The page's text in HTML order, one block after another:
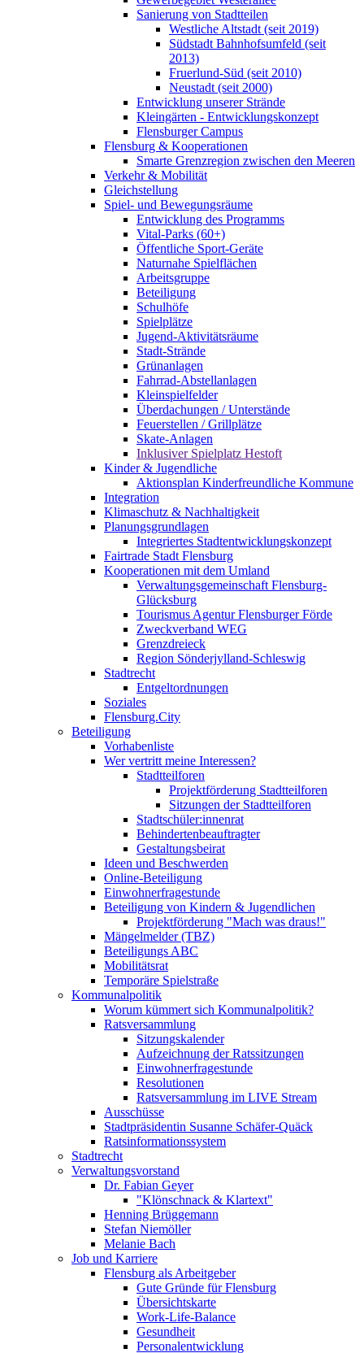
Sanierung von Stadtteilen
Westliche Altstadt (seit 2019)
Südstadt Bahnhofsumfeld (seit
2013)
Fruerlund-Süd (seit 2010)
Neustadt (seit 2000)
Entwicklung unserer Strände
Kleingärten - Entwicklungskonzept
Flensburger Campus
Flensburg & Kooperationen
Smarte Grenzregion zwischen den Meeren
Verkehr & Mobilität
Gleichstellung
Spiel- und Bewegungsräume
Entwicklung des Programms
Vital-Parks (60+)
Öffentliche Sport-Geräte
Naturnahe Spielflächen
Arbeitsgruppe
Beteiligung
Schulhöfe
Spielplätze
Jugend-Aktivitätsräume
Stadt-Strände
Grünanlagen
Fahrrad-Abstellanlagen
Kleinspielfelder
Überdachungen / Unterstände
Feuerstellen / Grillplätze
Skate-Anlagen
Inklusiver Spielplatz Hestoft
Kinder & Jugendliche
Aktionsplan Kinderfreundliche Kommune
Integration
Klimaschutz & Nachhaltigkeit
Planungsgrundlagen
Integriertes Stadtentwicklungskonzept
Fairtrade Stadt Flensburg
Kooperationen mit dem Umland
Verwaltungsgemeinschaft Flensburg-
Glücksburg
Tourismus Agentur Flensburger Förde
Zweckverband WEG
Grenzdreieck
Region Sönderjylland-Schleswig
Stadtrecht
Entgeltordnungen
Soziales
Flensburg.City
Beteiligung
Vorhabenliste
Wer vertritt meine Interessen?
Stadtteilforen
Projektförderung Stadtteilforen
Sitzungen der Stadtteilforen
Stadtschüler:innenrat
Behindertenbeauftragter
Gestaltungsbeirat
Ideen und Beschwerden
Online-Beteiligung
Einwohnerfragestunde
Beteiligung von Kindern & Jugendlichen
Projektförderung "Mach was draus!"
Mängelmelder (TBZ)
Beteiligungs ABC
Mobilitätsrat
Temporäre Spielstraße
Kommunalpolitik
Worum kümmert sich Kommunalpolitik?
Ratsversammlung
Sitzungskalender
Aufzeichnung der Ratssitzungen
Einwohnerfragestunde
Resolutionen
Ratsversammlung im LIVE Stream
Ausschüsse
Stadtpräsidentin Susanne Schäfer-Quäck
Ratsinformationssystem
Stadtrecht
Verwaltungsvorstand
Dr. Fabian Geyer
"Klönschnack & Klartext"
Henning Brüggemann
Stefan Niemöller
Melanie Bach
Job und Karriere
Flensburg als Arbeitgeber
Gute Gründe für Flensburg
Übersichtskarte
Work-Life-Balance
Gesundheit
Personalentwicklung